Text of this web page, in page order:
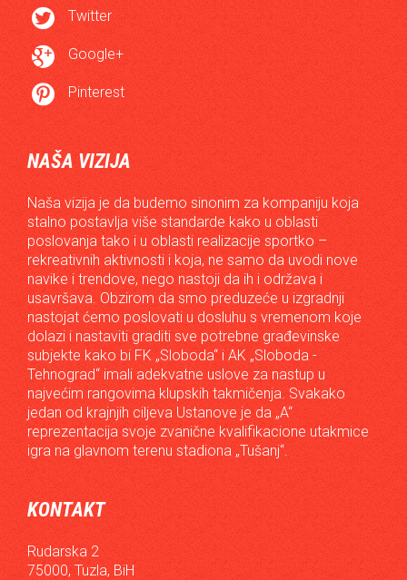
 Twitter
 Google+
 Pinterest
NAŠA VIZIJA
Naša vizija je da budemo sinonim za kompaniju koja
stalno postavlja više standarde kako u oblasti
poslovanja tako i u oblasti realizacije sportko –
rekreativnih aktivnosti i koja, ne samo da uvodi nove
navike i trendove, nego nastoji da ih i održava i
usavršava. Obzirom da smo preduzeće u izgradnji
nastojat ćemo poslovati u dosluhu s vremenom koje
dolazi i nastaviti graditi sve potrebne građevinske
subjekte kako bi FK „Sloboda“ i AK „Sloboda -
Tehnograd“ imali adekvatne uslove za nastup u
najvećim rangovima klupskih takmičenja. Svakako
jedan od krajnjih ciljeva Ustanove je da „A“
reprezentacija svoje zvanične kvalifikacione utakmice
igra na glavnom terenu stadiona „Tušanj“.
KONTAKT
Rudarska 2
75000, Tuzla, BiH